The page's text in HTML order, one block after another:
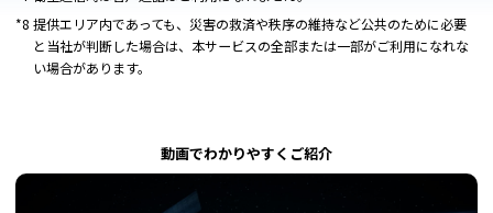
提供エリア内であっても、災害の救済や秩序の維持など公共のために必要
と当社が判断した場合は、本サービスの全部または一部がご利用になれな
い場合があります。
動画でわかりやすくご紹介